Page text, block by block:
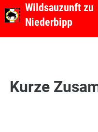
Wildsauzunft zu
Niederbipp
Kurze